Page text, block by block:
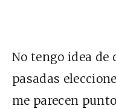
No tengo idea de
pasadas
me parecen